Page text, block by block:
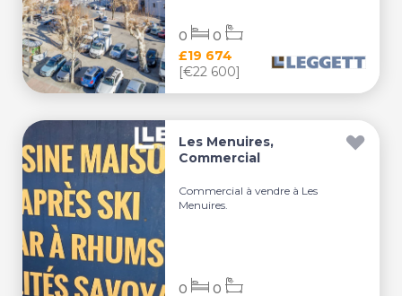
£19 674
[€22 600]
0 0
Les Menuires,
Commercial
Commercial à vendre à Les
Menuires.
0 0